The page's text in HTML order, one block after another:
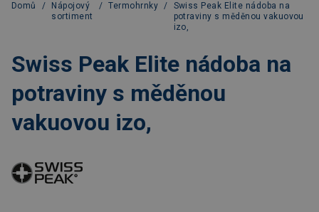
Domů /
Nápojový
sortiment
/ Termohrnky /
Swiss Peak Elite nádoba na
potraviny s měděnou vakuovou
izo,
Swiss Peak Elite nádoba na
potraviny s měděnou
vakuovou izo,